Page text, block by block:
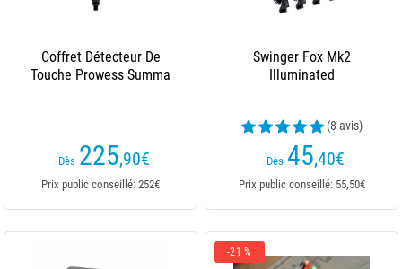
Coffret Détecteur De
Touche Prowess Summa
Dès 225,90€
Prix public conseillé: 252€
Swinger Fox Mk2
Illuminated
(8 avis)
Dès 45,40€
Prix public conseillé: 55,50€
-21 %